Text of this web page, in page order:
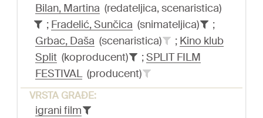
Bilan, Martina (redateljica, scenaristica)
; Fradelić, Sunčica (snimateljica)
;
Grbac, Daša (scenaristica) ; Kino klub
Split (koproducent) ;SPLIT FILM
FESTIVAL(producent)
VRSTA GRAĐE:
igrani film